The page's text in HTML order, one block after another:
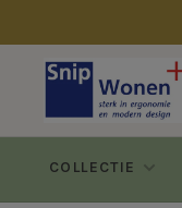
COLLECTIE